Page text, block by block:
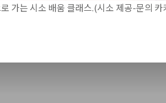
가는 시소 배움 클래스.(시소 제공-문의